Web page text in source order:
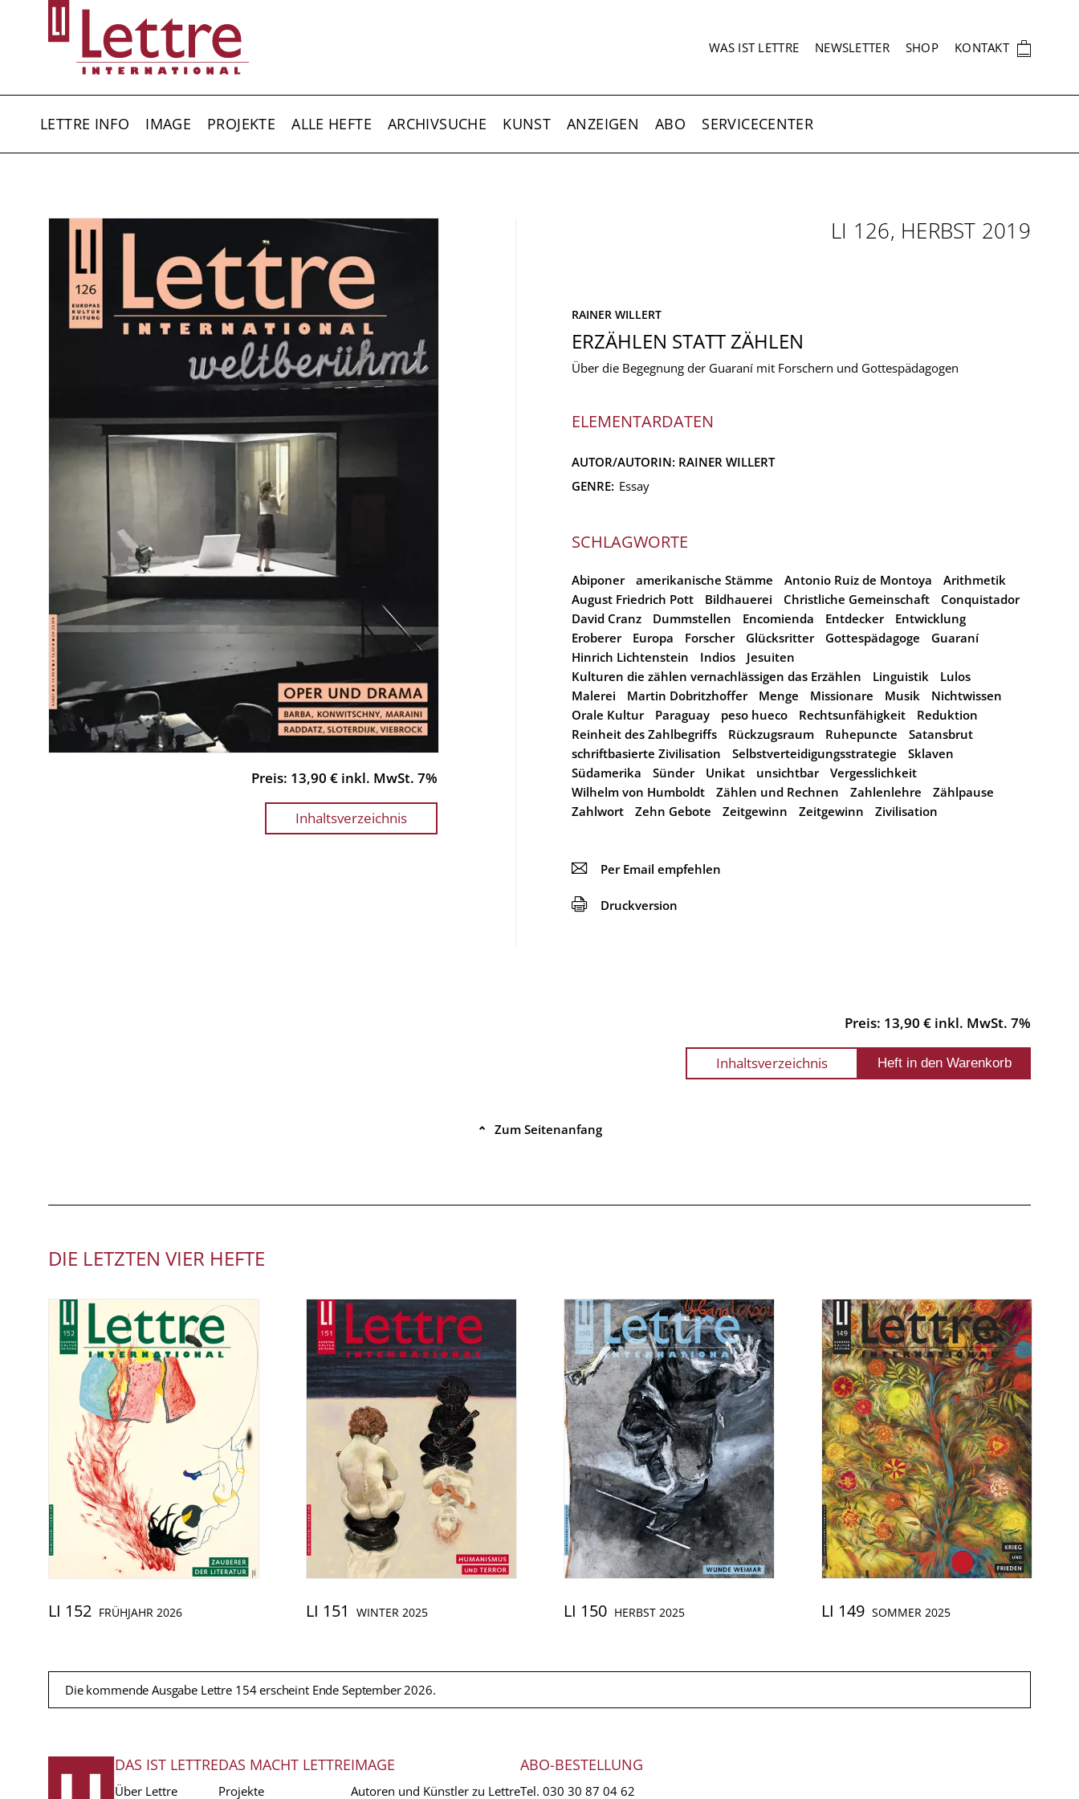
SEKUNDÄRNAVIGATION
WAS IST LETTRE NEWSLETTER SHOP KONTAKT 🛍
LETTRE INFO IMAGE PROJEKTE ALLE HEFTE ARCHIVSUCHE KUNST ANZEIGEN ABO SERVICECENTER
Preis: 13,90 € inkl. MwSt. 7%
Inhaltsverzeichnis
LI 126, HERBST 2019
RAINER WILLERT
ERZÄHLEN STATT ZÄHLEN
Über die Begegnung der Guaraní mit Forschern und Gottespädagogen
ELEMENTARDATEN
AUTOR/AUTORIN: RAINER WILLERT
GENRE: Essay
SCHLAGWORTE
Abiponer amerikanische Stämme Antonio Ruiz de Montoya
Arithmetik
August Friedrich Pott
Bildhauerei Christliche Gemeinschaft
Conquistador
David Cranz
Dummstellen Encomienda Entdecker
Entwicklung
Eroberer
Europa Forscher Glücksritter Gottespädagoge
Guaraní
Hinrich Lichtenstein
Indios
Jesuiten
Kulturen die zählen vernachlässigen das Erzählen
Linguistik
Lulos
Malerei
Martin Dobritzhoffer Menge Missionare Musik
Nichtwissen
Orale Kultur
Paraguay peso hueco Rechtsunfähigkeit
Reduktion
Reinheit des Zahlbegriffs
Rückzugsraum Ruhepuncte
Satansbrut
schriftbasierte Zivilisation
Selbstverteidigungsstrategie
Sklaven
Südamerika
Sünder Unikat unsichtbar
Vergesslichkeit
Wilhelm von Humboldt
Zählen und Rechnen Zahlenlehre
Zählpause
Zahlwort
Zehn Gebote Zeitgewinn Zeitgewinn Zivilisation
📧 Per Email empfehlen
🖨 Druckversion
Preis: 13,90 € inkl. MwSt. 7%
Inhaltsverzeichnis
⌃ Zum Seitenanfang
DIE LETZTEN VIER HEFTE
LI 152 FRÜHJAHR 2026 LI 151 WINTER 2025 LI 150 HERBST 2025 LI 149 SOMMER 2025
Die kommende Ausgabe Lettre 154 erscheint Ende September 2026.
FUSSZEILE
DAS IST LETTRE
Über Lettre
DAS MACHT LETTRE
Projekte
IMAGE
Autoren und Künstler zu Lettre
ABO-BESTELLUNG
Tel. 030 30 87 04 62